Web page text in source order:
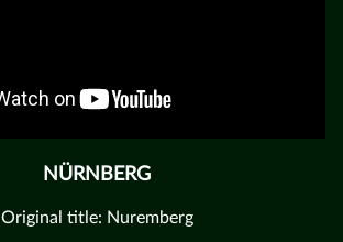
NÜRNBERG
Original title: Nuremberg